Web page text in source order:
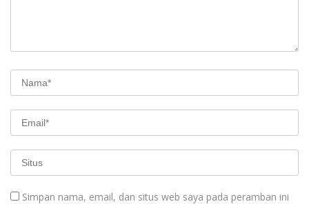
Simpan nama, email, dan situs web saya pada peramban ini